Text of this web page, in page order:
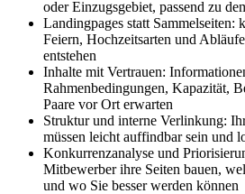
oder Einzugsgebiet, passend zu
Landingpages statt Sammelseiten:
Feiern, Hochzeitsarten und
entstehen
Inhalte mit Vertrauen:
Rahmenbedingungen, Kapazität,
Paare vor Ort erwarten
Struktur und interne Verlinkung:
müssen leicht auffindbar sein und
Konkurrenzanalyse und
Mitbewerber ihre Seiten bauen,
und wo Sie besser werden können